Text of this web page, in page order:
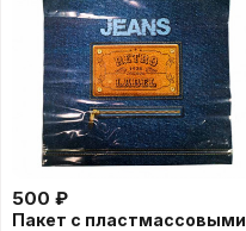
500 ₽
Пакет с пластмассовыми